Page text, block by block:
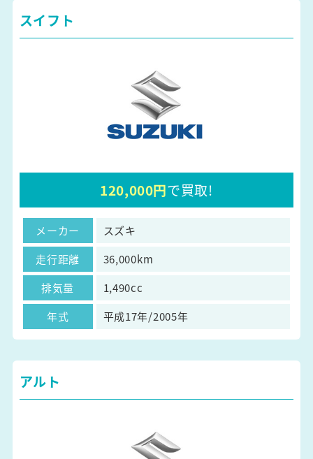
スイフト
120,000円で買取!
メーカー
スズキ
走行距離
36,000km
排気量
1,490cc
年式
平成17年/2005年
アルト